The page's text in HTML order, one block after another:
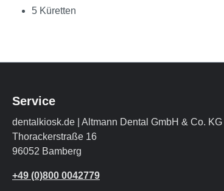
5 Küretten
Service
dentalkiosk.de | Altmann Dental GmbH & Co. KG
Thorackerstraße 16
96052 Bamberg
+49 (0)800 0042779